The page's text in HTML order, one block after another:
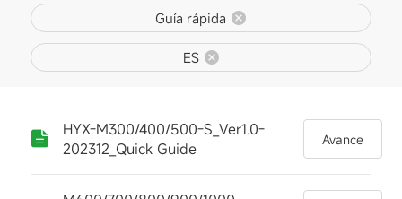
Guía rápida
ES
HYX-M300/400/500-S_Ver1.0-
202312_Quick Guide
Avance